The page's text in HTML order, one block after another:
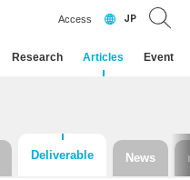
Research Articles Event
Access JP
Deliverable News